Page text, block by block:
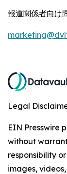
報道関係者向け
Legal
EIN Presswire
without
responsibility
images,